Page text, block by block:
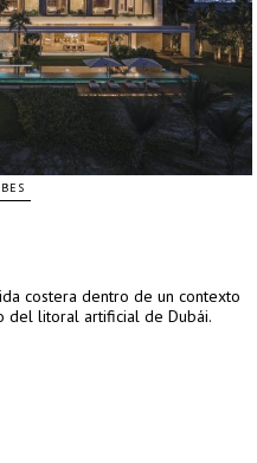
costera dentro de un contexto
del litoral artificial de Dubái.